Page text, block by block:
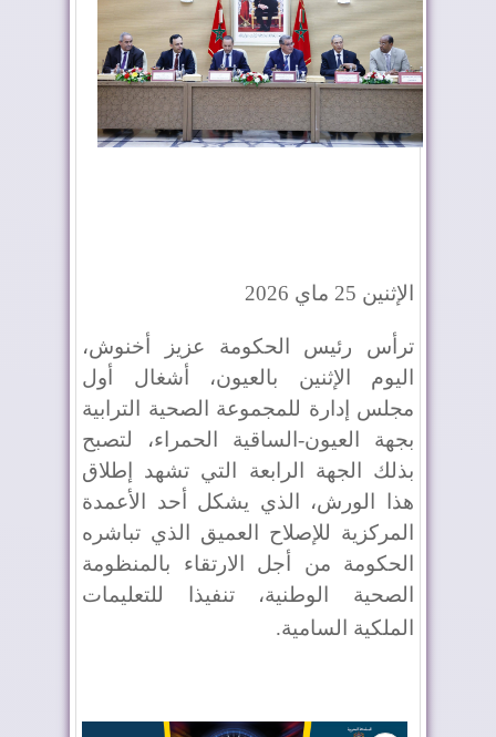
الإثنين 25 ماي 2026
ترأس رئيس الحكومة عزيز أخنوش،
اليوم الإثنين بالعيون، أشغال أول
مجلس إدارة للمجموعة الصحية الترابية
بجهة العيون-الساقية الحمراء، لتصبح
بذلك الجهة الرابعة التي تشهد إطلاق
هذا الورش، الذي يشكل أحد الأعمدة
المركزية للإصلاح العميق الذي تباشره
الحكومة من أجل الارتقاء بالمنظومة
الصحية الوطنية، تنفيذا للتعليمات
الملكية السامية.